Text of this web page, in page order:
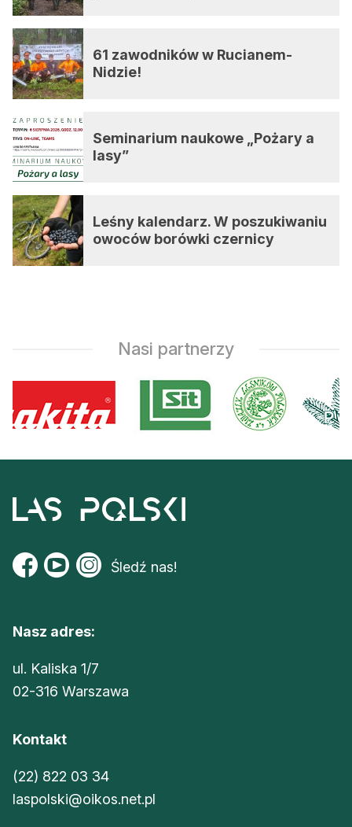
61 zawodników w Rucianem-
Nidzie!
Seminarium naukowe „Pożary a
lasy”
Leśny kalendarz. W poszukiwaniu
owoców borówki czernicy
Nasi partnerzy
Śledź nas!
Nasz adres:
ul. Kaliska 1/7
02-316 Warszawa
Kontakt
(22) 822 03 34
laspolski@oikos.net.pl